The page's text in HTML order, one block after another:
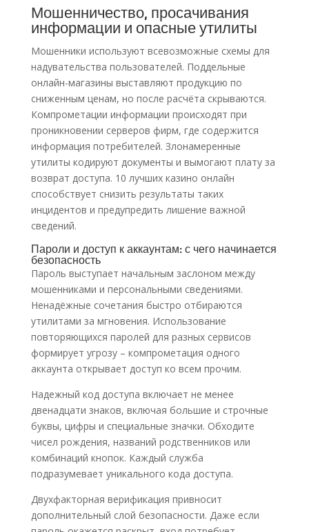
Мошенничество, просачивания
информации и опасные утилиты
Мошенники используют всевозможные схемы для
надувательства пользователей. Поддельные
онлайн-магазины выставляют продукцию по
сниженным ценам, но после расчёта скрываются.
Компрометации информации происходят при
проникновении серверов фирм, где содержится
информация потребителей. Злонамеренные
утилиты кодируют документы и вымогают плату за
возврат доступа. 10 лучших казино онлайн
способствует снизить результаты таких
инцидентов и предупредить лишение важной
сведений.
Пароли и доступ к аккаунтам: с чего начинается
безопасность
Пароль выступает начальным заслоном между
мошенниками и персональными сведениями.
Ненадёжные сочетания быстро отбираются
утилитами за мгновения. Использование
повторяющихся паролей для разных сервисов
формирует угрозу – компрометация одного
аккаунта открывает доступ ко всем прочим.
Надежный код доступа включает не менее
двенадцати знаков, включая большие и строчные
буквы, цифры и специальные значки. Обходите
чисел рождения, названий родственников или
комбинаций кнопок. Каждый служба
подразумевает уникального кода доступа.
Двухфакторная верификация привносит
дополнительный слой безопасности. Даже если